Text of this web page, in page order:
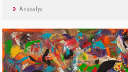
Anasafya